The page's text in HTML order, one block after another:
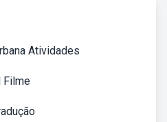
Atividades
Filme